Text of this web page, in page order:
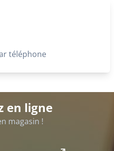
téléphone
en ligne
magasin !